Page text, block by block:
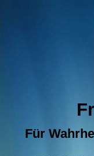
Für